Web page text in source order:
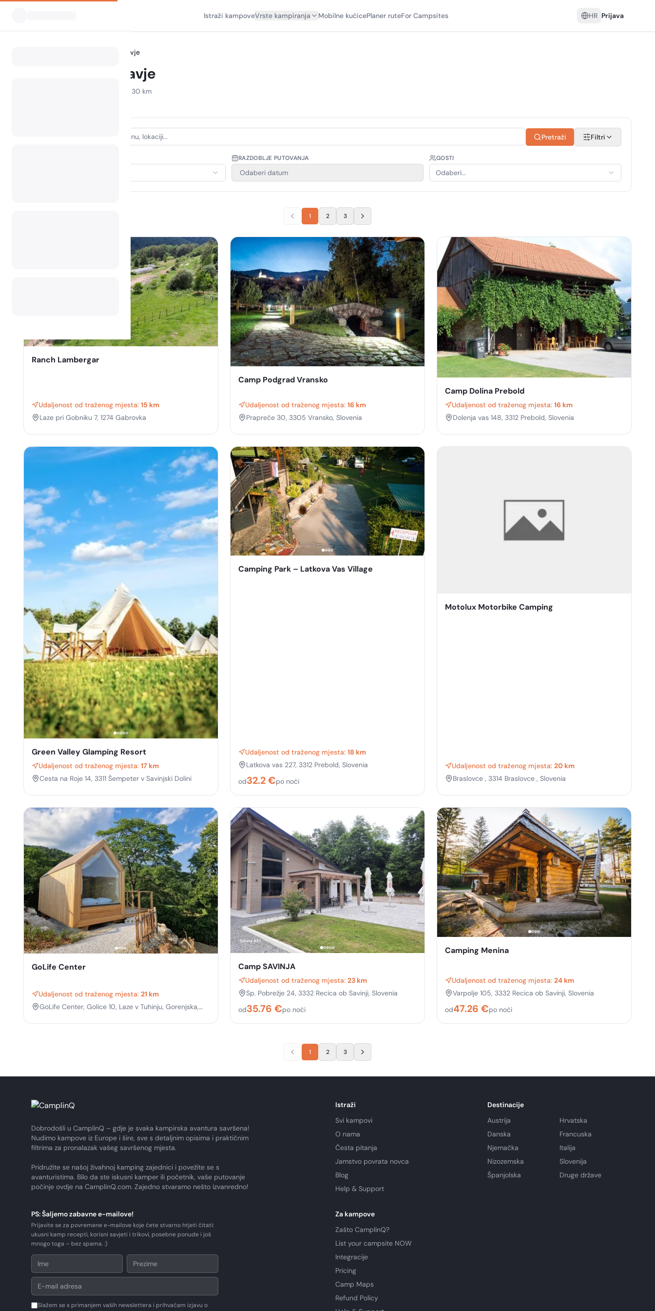
Istraži kampoveVrste kampiranja Mobilne kućicePlaner ruteFor Campsites HR Prijava
Zasavje
Camping Zasavje
Prikazani kampovi u radijusu od 30 km
Pretraži Filtri
RAZDOBLJE PUTOVANJA
Odaberi datum
GOSTI
Odaberi...
1 2 3
Ranch Lambergar
Udaljenost od traženog mjesta: 15 km
Laze pri Gobniku 7, 1274 Gabrovka
Camp Podgrad Vransko
Udaljenost od traženog mjesta: 16 km
Prapreče 30, 3305 Vransko, Slovenia
Camp Dolina Prebold
Udaljenost od traženog mjesta: 16 km
Dolenja vas 148, 3312 Prebold, Slovenia
Green Valley Glamping Resort
Udaljenost od traženog mjesta: 17 km
Cesta na Roje 14, 3311 Šempeter v Savinjski Dolini
Camping Park – Latkova Vas Village
Udaljenost od traženog mjesta: 18 km
Latkova vas 227, 3312 Prebold, Slovenia
od32.2€po noći
Motolux Motorbike Camping
Udaljenost od traženog mjesta: 20 km
Braslovce , 3314 Braslovce , Slovenia
GoLife Center
Udaljenost od traženog mjesta: 21 km
GoLife Center, Golice 10, Laze v Tuhinju, Gorenjska,
Camp SAVINJA
Udaljenost od traženog mjesta: 23 km
Sp. Pobrežje 24, 3332 Recica ob Savinji, Slovenia
od35.76 €po noći
Camping Menina
Udaljenost od traženog mjesta: 24 km
Varpolje 105, 3332 Recica ob Savinji, Slovenia
od47.26 €po noći
1 2 3
Dobrodošli u CamplinQ – gdje je svaka kampirska avantura savršena!
Nudimo kampove iz Europe i šire, sve s detaljnim opisima i praktičnim
filtrima za pronalazak vašeg savršenog mjesta.
Pridružite se našoj živahnoj kamping zajednici i povežite se s
avanturistima. Bilo da ste iskusni kamper ili početnik, vaše putovanje
počinje ovdje na CamplinQ.com. Zajedno stvaramo nešto izvanredno!
Istraži
Svi kampovi
O nama
Česta pitanja
Jamstvo povrata novca
Blog
Help & Support
Destinacije
Austrija
Hrvatska
Danska
Francuska
Njemačka
Italija
Nizozemska
Slovenija
Španjolska
Druge države
PS: Šaljemo zabavne e-mailove!
Prijavite se za povremene e-mailove koje ćete stvarno htjeti čitati:
ukusni kamp recepti, korisni savjeti i trikovi, posebne ponude i još
mnogo toga – bez spama. :)
Slažem se s primanjem vaših newslettera i prihvaćam izjavu o
Za kampove
Zašto CamplinQ?
List your campsite NOW
Integracije
Pricing
Camp Maps
Refund Policy